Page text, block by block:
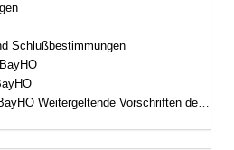
Schlußbestimmungen
Weitergeltende Vorschriften der RWB